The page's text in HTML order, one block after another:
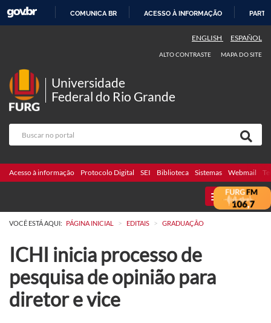
COMUNICA BR ACESSO À INFORMAÇÃO
ENGLISH ESPAÑOL
ALTO CONTRASTE MAPA DO SITE
Universidade
Federal do Rio Grande
Acesso à informação Protocolo Digital SEI Biblioteca Sistemas Webmail
MENU
VOCÊ ESTÁ AQUI: PÁGINA INICIAL > EDITAIS > GRADUAÇÃO
ICHI inicia processo de
pesquisa de opinião para
diretor e vice